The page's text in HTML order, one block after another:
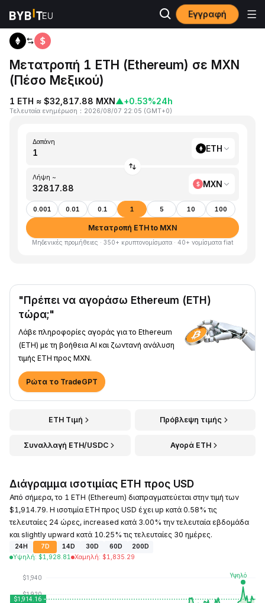
Εγγραφή
Αρχική ETH to MXN
Μετατροπή 1 ETH (Ethereum) σε MXN
(Πέσο Μεξικού)
1 ETH ≈ $32,817.88 MXN▲+0.53%24h
Τελευταία ενημέρωση ： 2026/08/07 22:05 (GMT+0)
Δαπάνη
ETH
Λήψη ~
MXN
0.001 0.01 0.1 1 5 10 100
Μετατροπή ETH to MXN
Μηδενικές προμήθειες · 350+ κρυπτονομίσματα · 40+ νομίσματα fiat
"Πρέπει να αγοράσω Ethereum (ETH)
τώρα;"
Λάβε πληροφορίες αγοράς για το Ethereum
(ETH) με τη βοήθεια AI και ζωντανή ανάλυση
τιμής ETH προς MXN.
Ρώτα το TradeGPT
ETH Τιμή Πρόβλεψη τιμής
Συναλλαγή ETH/USDC Αγορά ETH
Διάγραμμα ισοτιμίας ETH προς USD
Από σήμερα, το 1 ETH (Ethereum) διαπραγματεύεται στην τιμή των
$1,914.79. Η ισοτιμία ETH προς USD έχει up κατά 0.58% τις
τελευταίες 24 ώρες, increased κατά 3.00% την τελευταία εβδομάδα
και slightly upward κατά 10.25% τις τελευταίες 30 ημέρες.
24H 7D 14D 30D 60D
200D
Υψηλή: $1,928.81 Χαμηλή: $1,835.29